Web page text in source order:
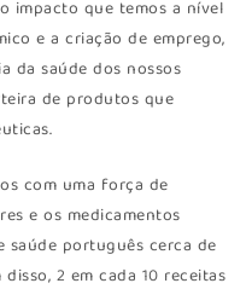
impacto que temos a nível
e a criação de emprego,
da saúde dos nossos
de produtos que
com uma força de
e os medicamentos
saúde português cerca de
2 em cada 10 receitas